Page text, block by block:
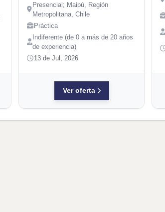
Presencial; Maipú, Región
Metropolitana, Chile
Práctica
Indiferente (de 0 a más de 20 años
de experiencia)
13 de Jul, 2026
Ver oferta